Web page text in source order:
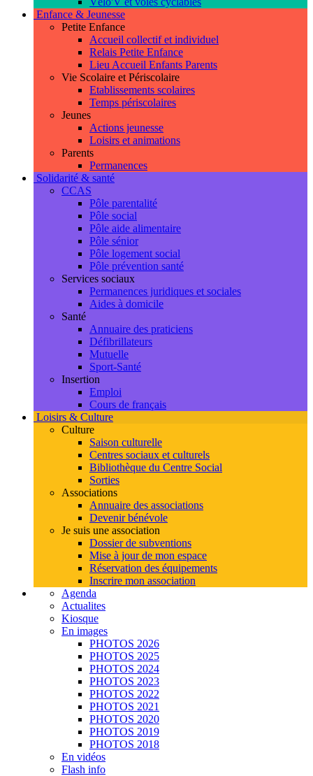
Enfance & Jeunesse
Petite Enfance
Accueil collectif et individuel
Relais Petite Enfance
Lieu Accueil Enfants Parents
Vie Scolaire et Périscolaire
Etablissements scolaires
Temps périscolaires
Jeunes
Actions jeunesse
Loisirs et animations
Parents
Permanences
Solidarité & santé
CCAS
Pôle parentalité
Pôle social
Pôle aide alimentaire
Pôle sénior
Pôle logement social
Pôle prévention santé
Services sociaux
Permanences juridiques et sociales
Aides à domicile
Santé
Annuaire des praticiens
Défibrillateurs
Mutuelle
Sport-Santé
Insertion
Emploi
Cours de français
Loisirs & Culture
Culture
Saison culturelle
Centres sociaux et culturels
Bibliothèque du Centre Social
Sorties
Associations
Annuaire des associations
Devenir bénévole
Je suis une association
Dossier de subventions
Mise à jour de mon espace
Réservation des équipements
Inscrire mon association
Agenda
Actualites
Kiosque
En images
PHOTOS 2026
PHOTOS 2025
PHOTOS 2024
PHOTOS 2023
PHOTOS 2022
PHOTOS 2021
PHOTOS 2020
PHOTOS 2019
PHOTOS 2018
En vidéos
Flash info